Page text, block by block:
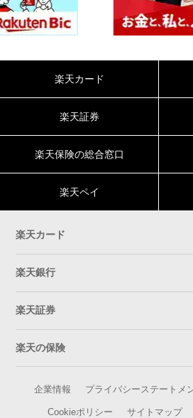
楽天カード
楽天証券
楽天保険の総合窓口
楽天ペイ
楽天カード
楽天銀行
楽天証券
楽天の保険
企業情報 プライバシーステートメ
Cookieポリシー サイトマップ